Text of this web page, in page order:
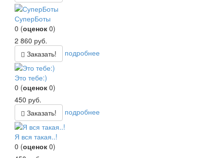
СуперБоты
0 (оценок 0)
2 860 руб.
Заказать!
подробнее
Это тебе:)
0 (оценок 0)
450 руб.
Заказать!
подробнее
Я вся такая..!
0 (оценок 0)